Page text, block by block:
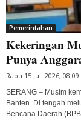
Pemerintahan
Kekeringan
Punya
Rabu 15 Juli 2026, 08:09
SERANG – Musim
Banten. Di tengah
Bencana Daerah